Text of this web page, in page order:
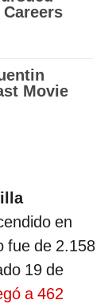
en
fue de 2.158
19 de
a 462